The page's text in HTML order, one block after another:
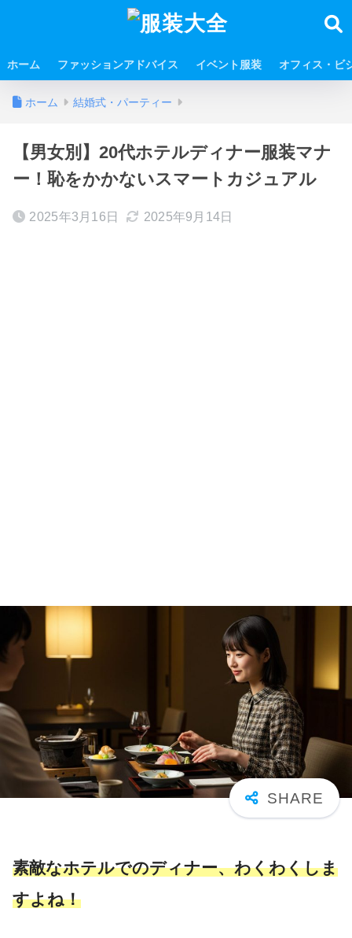
ホーム ファッションアドバイス イベント服装 オフィス・ビ
ホーム 結婚式・パーティー
【男女別】20代ホテルディナー服装マナ
ー！恥をかかないスマートカジュアル
2025年3月16日 2025年9月14日
素敵なホテルでのディナー、わくわくしま
すよね！